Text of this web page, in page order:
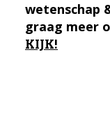
wetenschap
graag meer
KIJK!